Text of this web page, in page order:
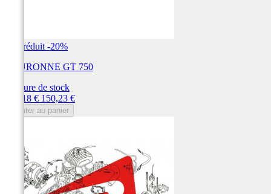
Prix réduit -20%
COURONNE GT 750
Rupture de stock
120,18 € Prix
de
base
150,23 €
Ajouter au panier